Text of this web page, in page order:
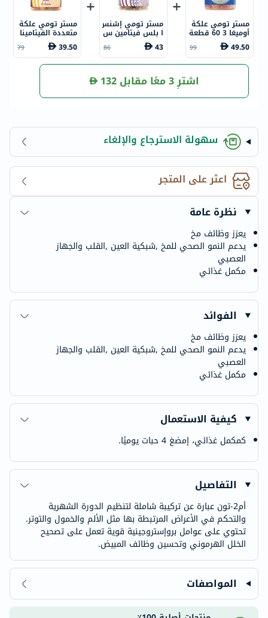
مستر تومي علكة
أوميغا 3 60 قطعة
49.50
99
مستر تومي إشنس
ا بلس فيتامين س
0 قرص
43
86
مستر تومي علكة
متعددة الفيتامينا
ت والمعادن 60 ق
طعة
39.50
79
اشترِ 3 معًا مقابل 132
سهولة الاسترجاع والإلغاء
اعثر على المتجر
نظرة عامة
يعزز وظائف مخ
يدعم النمو الصحي للمخ ,شبكية العين ,القلب والجهاز
العصبي
مكمل غذائي
الفوائد
يعزز وظائف مخ
يدعم النمو الصحي للمخ ,شبكية العين ,القلب والجهاز
العصبي
مكمل غذائي
كيفية الاستعمال
كمكمل غذائي، إمضغ 4 حبات يوميًا.
التفاصيل
أم2-تون عبارة عن تركيبة شاملة لتنظيم الدورة الشهرية
والتحكم في الأعراض المرتبطة بها مثل الألم والخمول والتوتر.
تحتوي على عوامل بروإستروجينية قوية تعمل على تصحيح
الخلل الهرموني وتحسين وظائف المبيض.
المواصفات